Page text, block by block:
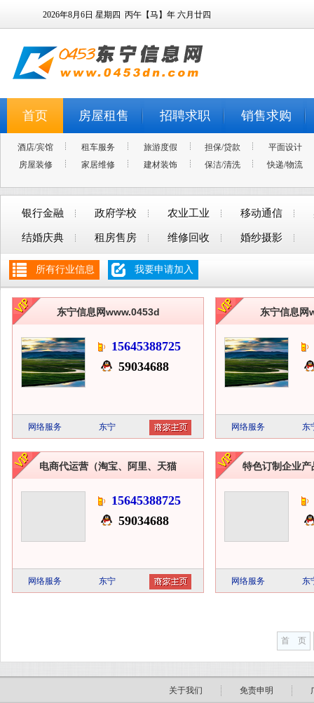
2026年8月6日 星期四 丙午【马】年 六月廿四
首页 房屋租售 招聘求职 销售求购
酒店/宾馆 租车服务 旅游度假 担保/贷款
平面设计
房屋装修
家居维修 建材装饰 保洁/清洗 快递/物流
银行金融 政府学校 农业工业 移动通信
结婚庆典 租房售房 维修回收 婚纱摄影
所有行业信息 我要申请加入
东宁信息网www.0453d
15645388725
59034688
网络服务 东宁
东宁信息网
网络服务 东
电商代运营（淘宝、阿里、天猫
15645388725
59034688
网络服务 东宁
特色订制企业
网络服务 东
首 页
关于我们 免责申明